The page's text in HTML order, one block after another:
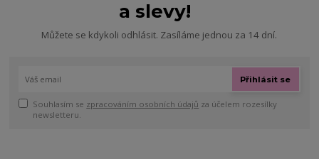
a slevy!
Můžete se kdykoli odhlásit. Zasíláme jednou za 14 dní.
Přihlásit se
Souhlasím se zpracováním osobních údajů za účelem rozesílky
newsletteru.